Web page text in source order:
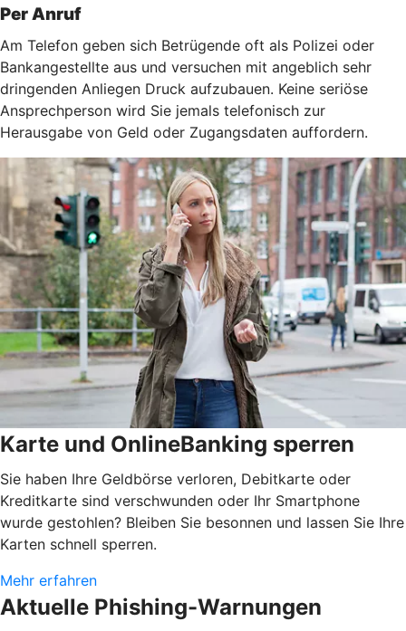
Per Anruf
Am Telefon geben sich Betrügende oft als Polizei oder
Bankangestellte aus und versuchen mit angeblich sehr
dringenden Anliegen Druck aufzubauen. Keine seriöse
Ansprechperson wird Sie jemals telefonisch zur
Herausgabe von Geld oder Zugangsdaten auffordern.
Karte und OnlineBanking sperren
Sie haben Ihre Geldbörse verloren, Debitkarte oder
Kreditkarte sind verschwunden oder Ihr Smartphone
wurde gestohlen? Bleiben Sie besonnen und lassen Sie Ihre
Karten schnell sperren.
Mehr erfahren
Aktuelle Phishing-Warnungen